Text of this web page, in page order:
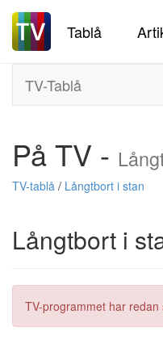
Tablå
TV-Tablå
På TV -
TV-tablå / Långtbort i stan
Långtbort i
TV-programmet har redan